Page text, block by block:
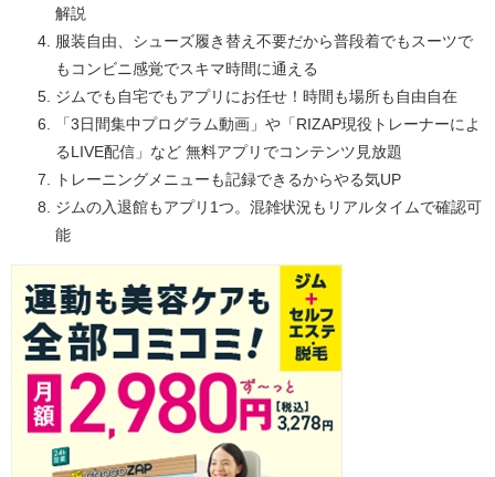
解説
服装自由、シューズ履き替え不要だから普段着でもスーツで
もコンビニ感覚でスキマ時間に通える
ジムでも自宅でもアプリにお任せ！時間も場所も自由自在
「3日間集中プログラム動画」や「RIZAP現役トレーナーによ
るLIVE配信」など 無料アプリでコンテンツ見放題
トレーニングメニューも記録できるからやる気UP
ジムの入退館もアプリ1つ。混雑状況もリアルタイムで確認可
能